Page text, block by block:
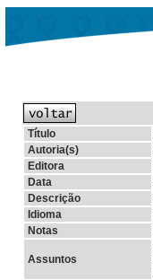
Título
Autoria(s)
Editora
Data
Descrição
Idioma
Notas
Assuntos